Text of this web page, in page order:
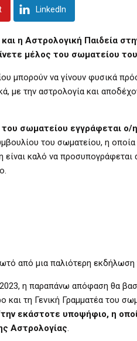
LinkedIn
η Αστρολογική Παιδεία
μέλος του σωματείου
μπορούν να γίνουν φυσικά
με την αστρολογία και
σωματείου εγγράφεται
του σωματείου, η οποία
καλό να
από μια παλιότερη
η παραπάνω απόφαση θα
και τη Γενική Γραμματέα του
εκάστοτε υποψήφιο, η
Αστρολογίας.